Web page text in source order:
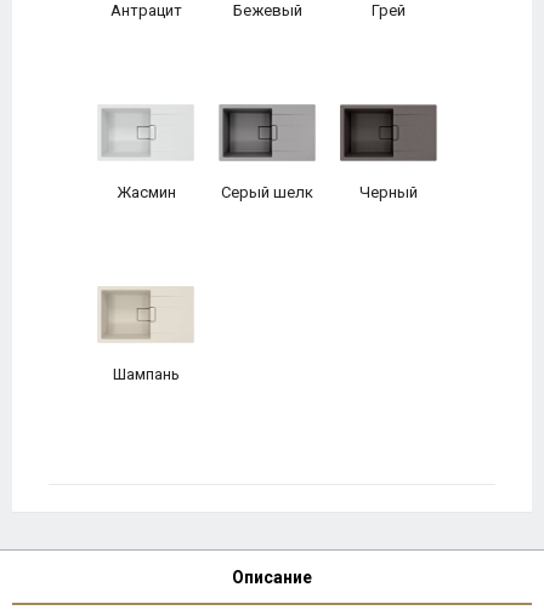
Антрацит Бежевый Грей
Жасмин Серый шелк Черный
Шампань
Описание